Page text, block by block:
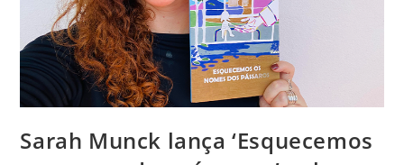
​Sarah Munck lança ‘Esquecemos